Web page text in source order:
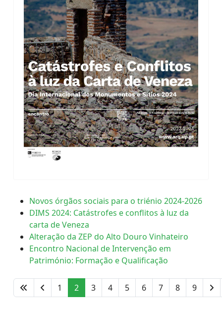
Novos órgãos sociais para o triénio 2024-2026
DIMS 2024: Catástrofes e conflitos à luz da
carta de Veneza
Alteração da ZEP do Alto Douro Vinhateiro
Encontro Nacional de Intervenção em
Património: Formação e Qualificação
1 2 3 4 5 6 7 8 9